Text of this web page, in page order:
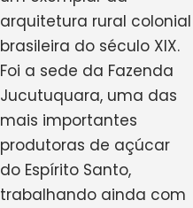
arquitetura rural colonial
brasileira do século XIX.
Foi a sede da Fazenda
Jucutuquara, uma das
mais importantes
produtoras de açúcar
do Espírito Santo,
trabalhando ainda com